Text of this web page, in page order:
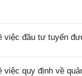
việc đầu tư tuyến
việc quy định về